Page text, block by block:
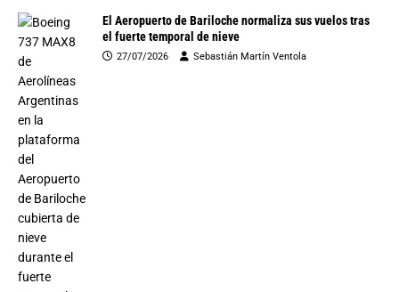
El Aeropuerto de Bariloche normaliza sus vuelos tras
el fuerte temporal de nieve
27/07/2026 Sebastián Martín Ventola